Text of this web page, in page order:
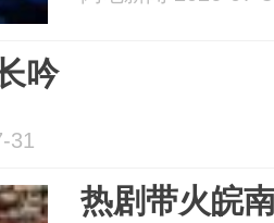
吟
31
热剧带火皖